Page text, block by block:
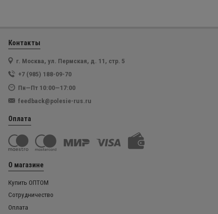
Контакты
г. Москва, ул. Пермская, д. 11, стр. 5
+7 (985) 188-09-70
Пн—Пт 10:00—17:00
feedback@polesie-rus.ru
Оплата
О магазине
Купить ОПТОМ
Сотрудничество
Оплата